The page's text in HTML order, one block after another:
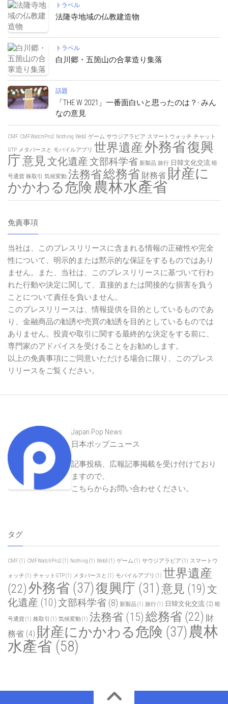
トラベル
法隆寺地域の仏教建造物
トラベル
白川郷・五箇山の合掌造り集落
話題
「THE W 2021」一番面白いと思ったのは？- みん
なの意見
CMF CMFWatchPro2 Nothing Web3 ゲーム サウジアラビア スマートウォッチ チャット
GTP メタバースと モバイルアプリ 世界遺産外務省復興
庁意見文化遺産文部科学省 新製品 旅行 日韓文化交流 暗
号通貨 株取引 気候変動 法務省総務省 財務省 財産に
かかわる危険 農林水產省
免責事項
当社は、このプレスリリースに含まれる情報の正確性や完全
性について、明示的または黙示的な保証をするものではあり
ません。また、当社は、このプレスリリースに基づいて行わ
れた行動や決定に関して、直接的または間接的な損害を負う
ことについて責任を負いません。
このプレスリリースは、情報提供を目的としているものであ
り、金融商品の勧誘や売買の勧誘を目的としているものでは
ありません。投資や取引に関する最終的な決定をする前に、
専門家のアドバイスを受けることをお勧めします。
以上の免責事項にご同意いただける場合に限り、このプレス
リリースをご覧ください。
Japan Pop News
日本ポップニュース
記事投稿、広報記事掲載を受け付けており
ますので、
こちらからお問い合わせください。
タグ
CMF (1) CMFWatchPro2 (1) Nothing (1) Web3 (1) ゲーム (1) サウジアラビア (1) スマートウ
ォッチ (1) チャットGTP(1) メタバースと (1) モバイルアプリ (1) 世界遺産
(22)外務省 (37)復興庁 (31)意見 (19) 文
化遺産 (10)文部科学省 (8) 新製品(1) 旅行(1) 日韓文化交流 (2) 暗
号通貨(1) 株取引 (1) 気候変動(1) 法務省 (15) 総務省 (22) 財
務省 (4) 財産にかかわる危険 (37) 農林
水產省 (58)